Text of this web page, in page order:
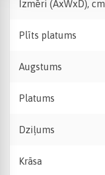
Izmēri (AxWxD), cm
Plīts platums
Augstums
Platums
Dziļums
Krāsa